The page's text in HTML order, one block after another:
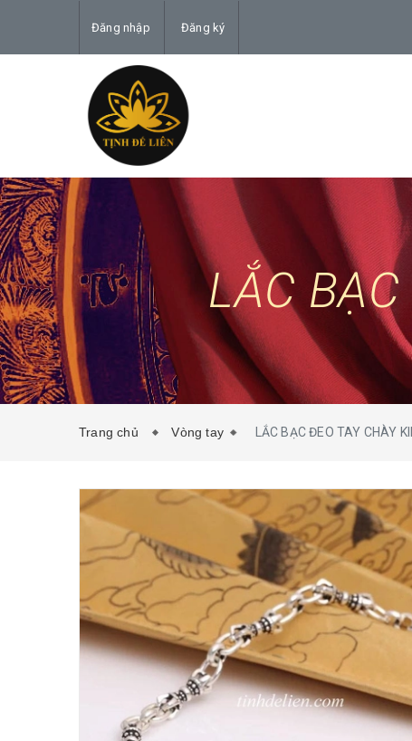
Đăng nhập Đăng ký
LẮC
Trang chủ Vòng tay LẮC BẠC ĐEO TAY CHÀY